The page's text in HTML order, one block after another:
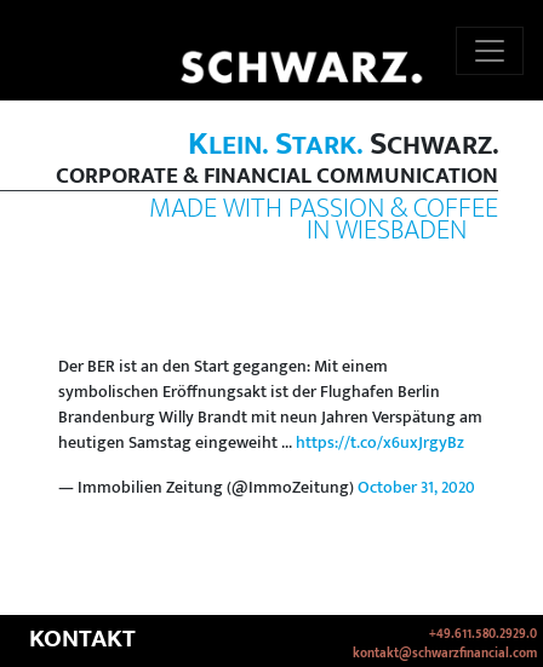
KLEIN.STARK.SCHWARZ.
CORPORATE & FINANCIAL COMMUNICATION
MADE WITH PASSION & COFFEE
IN WIESBADEN
Der BER ist an den Start gegangen: Mit einem
symbolischen Eröffnungsakt ist der Flughafen Berlin
Brandenburg Willy Brandt mit neun Jahren Verspätung am
heutigen Samstag eingeweiht ...https://t.co/x6uxJrgyBz
— Immobilien Zeitung (@ImmoZeitung)October 31, 2020
KONTAKT
+49.611.580.2929.0
kontakt@schwarzfinancial.com